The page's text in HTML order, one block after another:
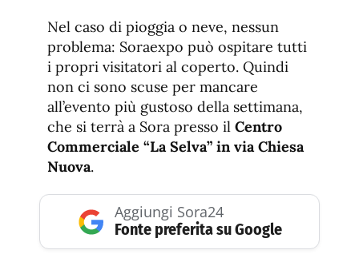
Nel caso di pioggia o neve, nessun
problema: Soraexpo può ospitare tutti
i propri visitatori al coperto. Quindi
non ci sono scuse per mancare
all’evento più gustoso della settimana,
che si terrà a Sora presso il Centro
Commerciale “La Selva” in via Chiesa
Nuova.
Aggiungi Sora24
Fonte preferita su Google